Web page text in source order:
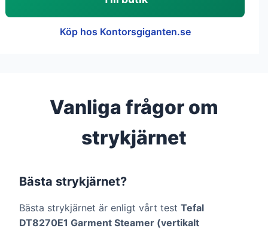
Köp hos Kontorsgiganten.se
Vanliga frågor om
strykjärnet
Bästa strykjärnet?
Bästa strykjärnet är enligt vårt test Tefal
DT8270E1 Garment Steamer (vertikalt